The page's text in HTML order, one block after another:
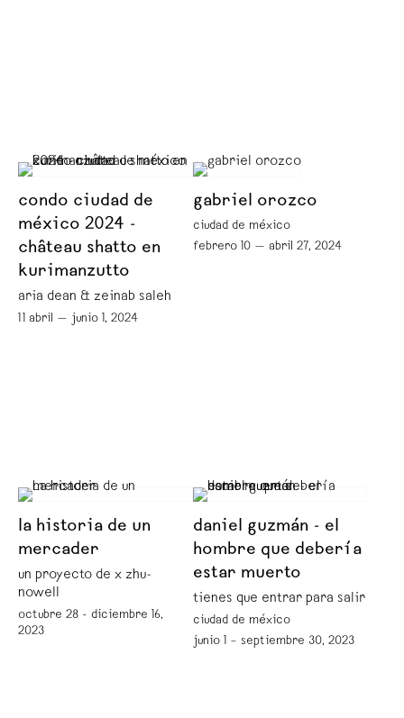
condo ciudad de
méxico 2024 -
château shatto en
kurimanzutto
aria dean & zeinab saleh
11 abril — junio 1, 2024
gabriel orozco
ciudad de méxico
febrero 10 — abril 27, 2024
la historia de un
mercader
un proyecto de x zhu-
nowell
octubre 28 - diciembre 16,
2023
daniel guzmán - el
hombre que debería
estar muerto
tienes que entrar para salir
ciudad de méxico
junio 1 – septiembre 30, 2023